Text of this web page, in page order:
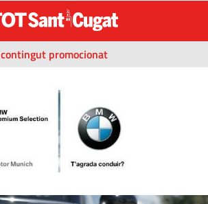
contingut promocionat